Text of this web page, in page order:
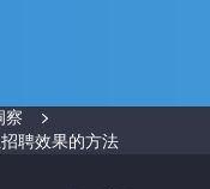
察
聘效果的方法